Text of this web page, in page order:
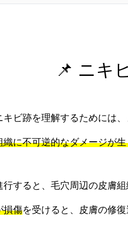
📌 ニキ
キビ跡を理解するためには
織に不可逆的なダメージが
すると、毛穴周辺の皮膚組
損傷を受けると、皮膚の修